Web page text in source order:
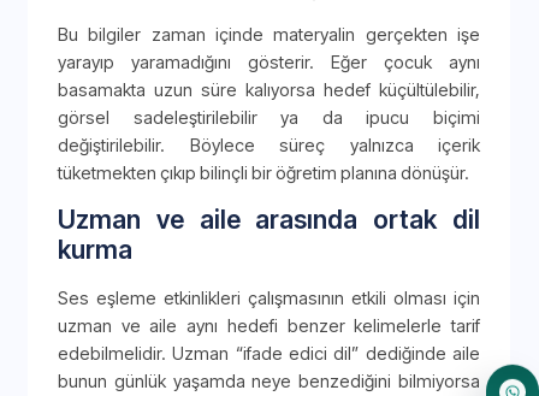
Bu bilgiler zaman içinde materyalin gerçekten işe
yarayıp yaramadığını gösterir. Eğer çocuk aynı
basamakta uzun süre kalıyorsa hedef küçültülebilir,
görsel sadeleştirilebilir ya da ipucu biçimi
değiştirilebilir. Böylece süreç yalnızca içerik
tüketmekten çıkıp bilinçli bir öğretim planına dönüşür.
Uzman ve aile arasında ortak dil
kurma
Ses eşleme etkinlikleri çalışmasının etkili olması için
uzman ve aile aynı hedefi benzer kelimelerle tarif
edebilmelidir. Uzman “ifade edici dil” dediğinde aile
bunun günlük yaşamda neye benzediğini bilmiyorsa